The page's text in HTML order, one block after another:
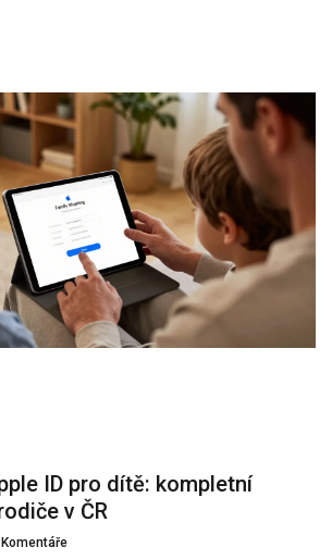
ID pro dítě: kompletní
v ČR